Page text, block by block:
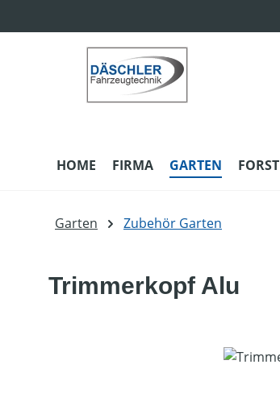
HOME FIRMA GARTEN FORST
Garten Zubehör Garten
Trimmerkopf Alu